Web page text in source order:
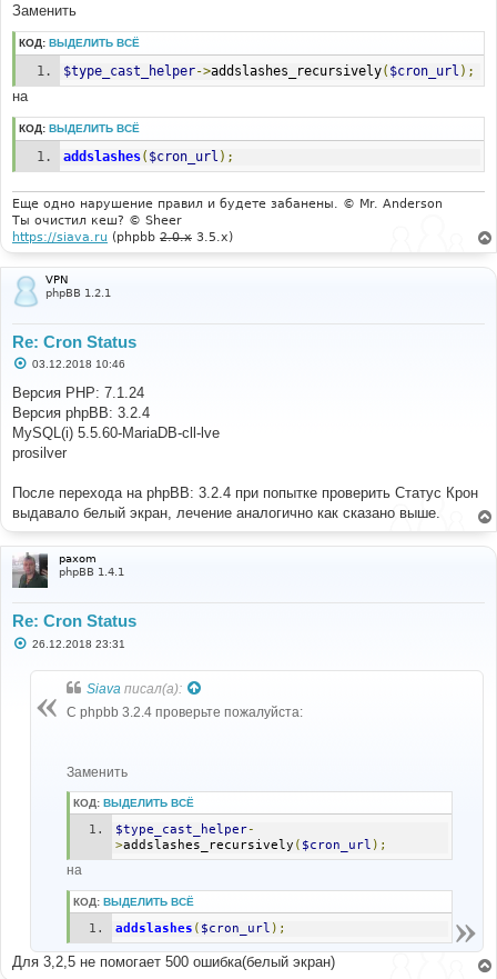
Заменить
КОД: ВЫДЕЛИТЬ ВСЁ
$type_cast_helper->addslashes_recursively( $cron_url );
на
КОД: ВЫДЕЛИТЬ ВСЁ
addslashes( $cron_url );
Еще одно нарушение правил и будете забанены. © Mr. Anderson
Ты очистил кеш? © Sheer
https://siava.ru (phpbb 2.0.x 3.5.x)
VPN
phpBB 1.2.1
Re: Cron Status
С
о
б
щ
е
н
и
03.12.2018 10:46
Версия PHP: 7.1.24
Версия phpBB: 3.2.4
MySQL(i) 5.5.60-MariaDB-cll-lve
prosilver
После перехода на phpBB: 3.2.4 при попытке проверить Статус Крон
выдавало белый экран, лечение аналогично как сказано выше.
paxom
phpBB 1.4.1
Re: Cron Status
С26.12.2018 23:31
Siava писал(а):
С phpbb 3.2.4 проверьте пожалуйста:
Заменить
КОД: ВЫДЕЛИТЬ ВСЁ
$type_cast_helper-
>addslashes_recursively ( $cron_url );
на
КОД: ВЫДЕЛИТЬ ВСЁ
addslashes ( $cron_url );
Для 3,2,5 не помогает 500 ошибка(белый экран)